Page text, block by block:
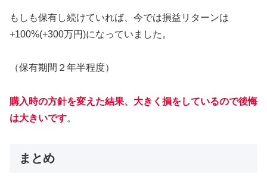
もしも保有し続けていれば、今では損益リターンは
+100%(+300万円)になっていました。
（保有期間２年半程度）
購入時の方針を変えた結果、大きく損をしているので後悔
は大きいです。
まとめ